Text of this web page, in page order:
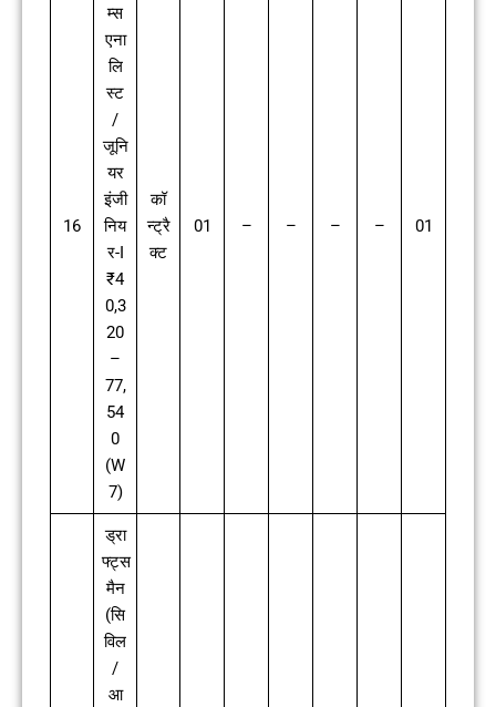
16
म्स
एना
लि
स्ट
/
जूनि
यर
इंजी
निय
र-I
₹4
0,3
20
–
77,
54
0
(W
7)
कॉ
न्ट्रै
क्ट
01 – – – – 01
ड्रा
फ्ट्स
मैन
(सि
विल
/
आ